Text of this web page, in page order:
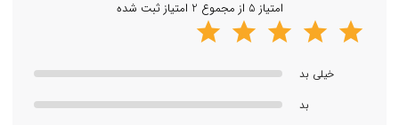
18 ماهه، قیمت منصفانه، ارسال فوری با بسته بندی مطمئن،
امکان خرید حضوری، امکان پرداخت در محل، امکان راه اندازی
امتیاز 5 از مجموع 2 امتیاز ثبت شده
خیلی بد
بد